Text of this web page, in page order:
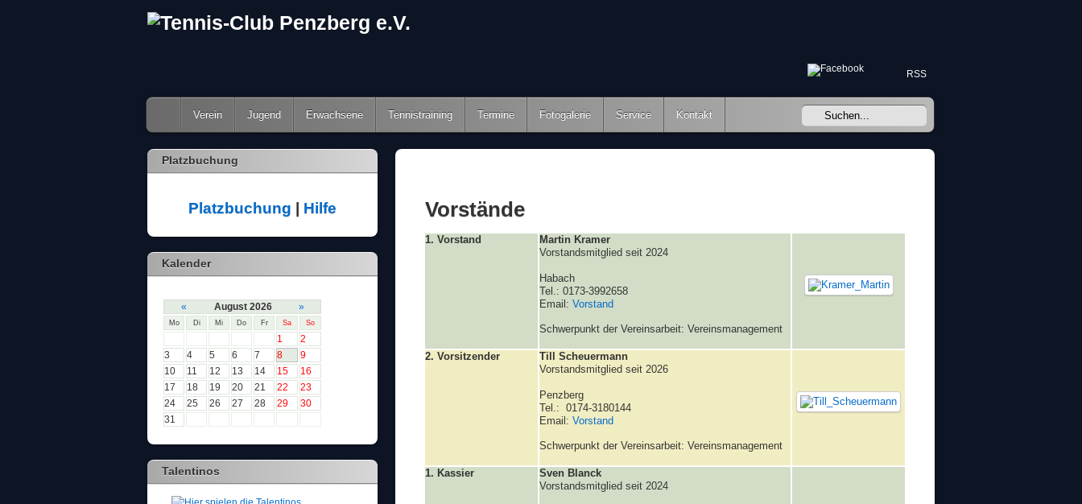
RSS
Verein Jugend Erwachsene Tennistraining Termine Fotogalerie Service Kontakt
Vorstände
1. Vorstand
Martin Kramer
Vorstandsmitglied seit 2024
Habach
Tel.: 0173-3992658
Email: Vorstand
Schwerpunkt der Vereinsarbeit: Vereinsmanagement
2. Vorsitzender
Till Scheuermann
Vorstandsmitglied seit 2026
Penzberg
Tel.: 0174-3180144
Email: Vorstand
Schwerpunkt der Vereinsarbeit: Vereinsmanagement
1. Kassier
Sven Blanck
Vorstandsmitglied seit 2024
Platzbuchung
Platzbuchung Hilfe
Kalender
« August 2026 »
Mo Di Mi Do Fr Sa So
1
2
3
4 5 6 7 8
9
10
11 12 13 14 15
16
17
18 19 20 21 22
23
24
25 26 27 28 29
30
31
Talentinos